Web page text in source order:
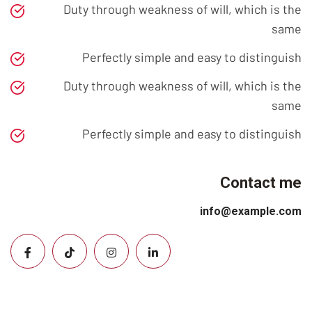
Duty through weakness of will, which is the
same
Perfectly simple and easy to distinguish
Duty through weakness of will, which is the
same
Perfectly simple and easy to distinguish
Contact me
info@example.com